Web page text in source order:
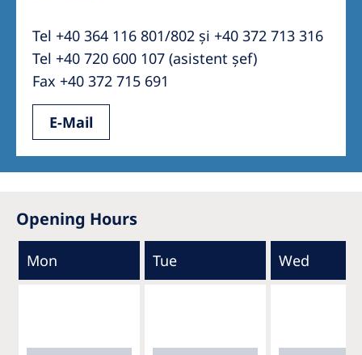
Tel +40 364 116 801/802 și +40 372 713 316
Tel +40 720 600 107 (asistent șef)
Fax +40 372 715 691
E-Mail
Opening Hours
Mon Tue Wed